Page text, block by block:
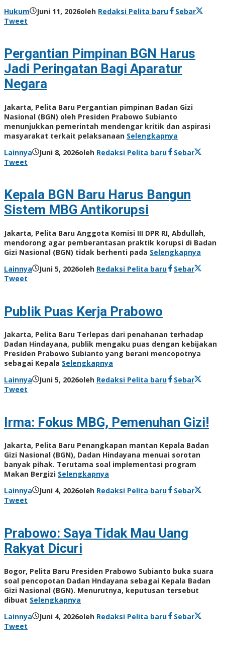
Hukum
Juni 11, 2026oleh Redaksi Pelita baru
Sebar
Tweet
Pergantian Pimpinan BGN Harus
Jadi Peringatan Bagi Aparatur
Negara
Jakarta, Pelita Baru Pergantian pimpinan Badan Gizi
Nasional (BGN) oleh Presiden Prabowo Subianto
menunjukkan pemerintah mendengar kritik dan aspirasi
masyarakat terkait pelaksanaan Selengkapnya
Lainnya
Juni 8, 2026oleh Redaksi Pelita baru
Sebar
Tweet
Kepala BGN Baru Harus Bangun
Sistem MBG Antikorupsi
Jakarta, Pelita Baru Anggota Komisi III DPR RI, Abdullah,
mendorong agar pemberantasan praktik korupsi di Badan
Gizi Nasional (BGN) tidak berhenti pada Selengkapnya
Lainnya
Juni 5, 2026oleh Redaksi Pelita baru
Sebar
Tweet
Publik Puas Kerja Prabowo
Jakarta, Pelita Baru Terlepas dari penahanan terhadap
Dadan Hindayana, publik mengaku puas dengan kebijakan
Presiden Prabowo Subianto yang berani mencopotnya
sebagai Kepala Selengkapnya
Lainnya
Juni 5, 2026oleh Redaksi Pelita baru
Sebar
Tweet
Irma: Fokus MBG, Pemenuhan Gizi!
Jakarta, Pelita Baru Penangkapan mantan Kepala Badan
Gizi Nasional (BGN), Dadan Hindayana menuai sorotan
banyak pihak. Terutama soal implementasi program
Makan Bergizi Selengkapnya
Lainnya
Juni 4, 2026oleh Redaksi Pelita baru
Sebar
Tweet
Prabowo: Saya Tidak Mau Uang
Rakyat Dicuri
Bogor, Pelita Baru Presiden Prabowo Subianto buka suara
soal pencopotan Dadan Hndayana sebagai Kepala Badan
Gizi Nasional (BGN). Menurutnya, keputusan tersebut
dibuat Selengkapnya
Lainnya
Juni 4, 2026oleh Redaksi Pelita baru
Sebar
Tweet